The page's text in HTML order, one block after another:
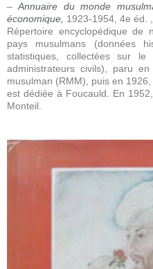
–Annuaire du monde
économique, 1923-1954, 4e éd.
Répertoire encyclopédique de
pays musulmans (données
statistiques, collectées sur
administrateurs civils), paru
musulman (RMM), puis en
est dédiée à Foucauld. En
Monteil.